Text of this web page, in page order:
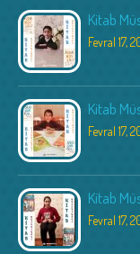
Kitab
Fevral 17,
Kitab
Fevral 17,
Kitab
Fevral 17,